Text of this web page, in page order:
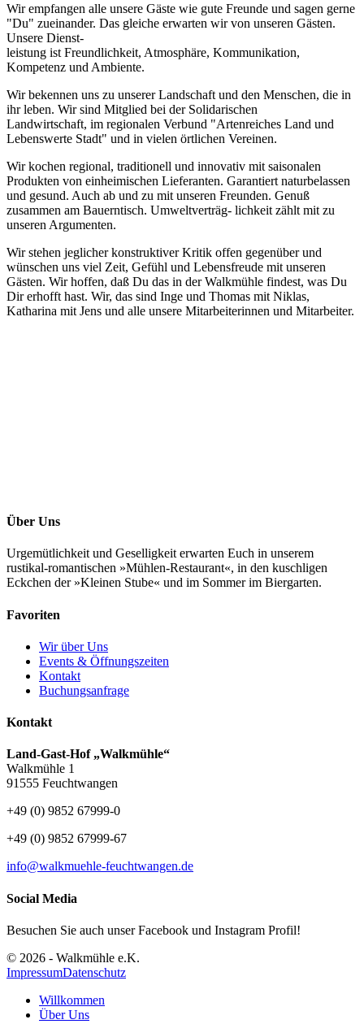
Wir empfangen alle unsere Gäste wie gute Freunde und sagen gerne
"Du" zueinander. Das gleiche erwarten wir von unseren Gästen.
Unsere Dienst-
leistung ist Freundlichkeit, Atmosphäre, Kommunikation,
Kompetenz und Ambiente.
Wir bekennen uns zu unserer Landschaft und den Menschen, die in
ihr leben. Wir sind Mitglied bei der Solidarischen
Landwirtschaft, im regionalen Verbund "Artenreiches Land und
Lebenswerte Stadt" und in vielen örtlichen Vereinen.
Wir kochen regional, traditionell und innovativ mit saisonalen
Produkten von einheimischen Lieferanten. Garantiert naturbelassen
und gesund. Auch ab und zu mit unseren Freunden. Genuß
zusammen am Bauerntisch. Umweltverträg- lichkeit zählt mit zu
unseren Argumenten.
Wir stehen jeglicher konstruktiver Kritik offen gegenüber und
wünschen uns viel Zeit, Gefühl und Lebensfreude mit unseren
Gästen. Wir hoffen, daß Du das in der Walkmühle findest, was Du
Dir erhofft hast. Wir, das sind Inge und Thomas mit Niklas,
Katharina mit Jens und alle unsere Mitarbeiterinnen und Mitarbeiter.
Über Uns
Urgemütlichkeit und Geselligkeit erwarten Euch in unserem
rustikal-romantischen »Mühlen-Restaurant«, in den kuschligen
Eckchen der »Kleinen Stube« und im Sommer im Biergarten.
Favoriten
Wir über Uns
Events & Öffnungszeiten
Kontakt
Buchungsanfrage
Kontakt
Land-Gast-Hof „Walkmühle“
Walkmühle 1
91555 Feuchtwangen
+49 (0) 9852 67999-0
+49 (0) 9852 67999-67
info@walkmuehle-feuchtwangen.de
Social Media
Besuchen Sie auch unser Facebook und Instagram Profil!
© 2026 - Walkmühle e.K.
ImpressumDatenschutz
Willkommen
Über Uns